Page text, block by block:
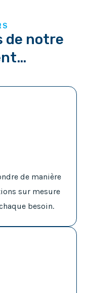
de notre
de manière
sur mesure
besoin.